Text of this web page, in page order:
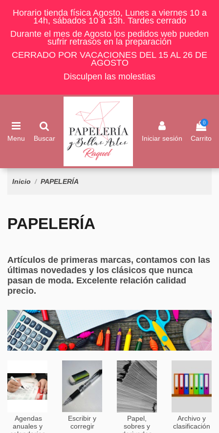
Horario tienda física Agosto, Lunes a viernes 10 a
14h, sábados 10 a 13h. Tardes cerrado
Durante el mes de Agosto los pedidos web pueden
sufrir retrasos en la preparación
CERRADO POR VACACIONES DEL 15 AL 26 DE
AGOSTO
Disculpen las molestias
Menu Buscar Iniciar sesión
0
Carrito
Inicio PAPELERÍA
PAPELERÍA
Artículos de primeras marcas, contamos con las
últimas novedades y los clásicos que nunca
pasan de moda. Excelente relación calidad
precio.
Agendas
anuales y
Escribir y
corregir
Papel,
sobres y
Archivo y
clasificación